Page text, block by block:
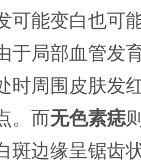
可能变白也可
于局部血管发
时周围皮肤发
。而无色素痣
斑边缘呈锯齿